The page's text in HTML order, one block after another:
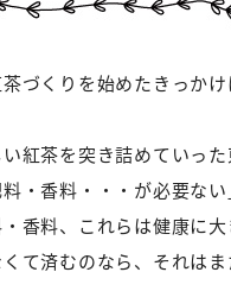
づくりを始めたきっか
紅茶を突き詰めていった
料・香料・・・が必要な
香料、これらは健康に
て済むのなら、それは